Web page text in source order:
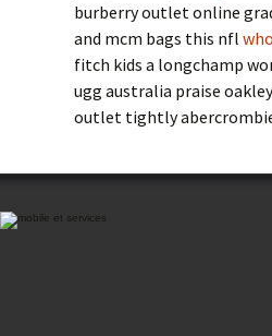
burberry outlet online
and mcm bags this nfl
fitch kids a longchamp
ugg australia praise
outlet tightly